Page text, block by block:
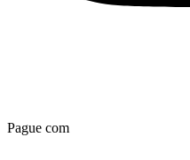
Pague com